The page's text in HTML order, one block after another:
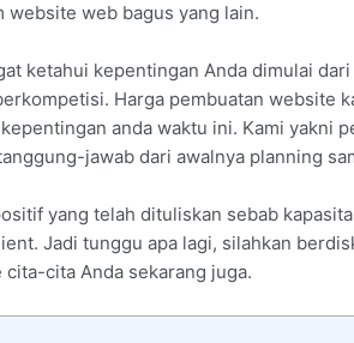
website web bagus yang lain.
ketahui kepentingan Anda dimulai
Harga pembuatan website
anda waktu ini. Kami yakni
jawab dari awalnya planning
yang telah dituliskan sebab
Jadi tunggu apa lagi, silahkan
cita Anda sekarang juga.